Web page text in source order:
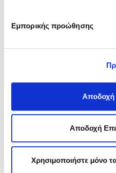
Εμπορικής προώθησης
Αποδοχή
Χρησιμοποιήστε μόνο
5.1 Εισροές-εκροές
5.2 Εβδομαδιαία ενημέρωση
5.3 Απόδοση χαρτοφυλακίου
αριθ. πρωτ.26440/15-12-2025)
Έλεγχο Οικονομικών
2025, 2026 και 2027(συν.21